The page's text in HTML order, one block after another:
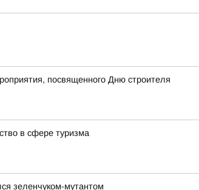
посвященного Дню строителя
в сфере туризма
зеленчуком-мутантом